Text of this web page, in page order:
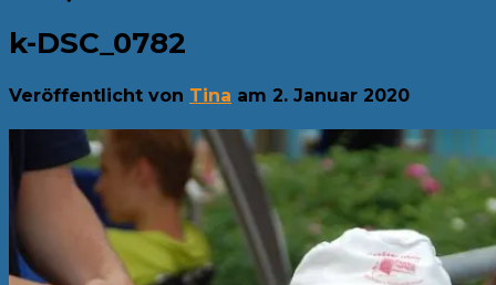
k-DSC_0782
Veröffentlicht von Tina am 2. Januar 2020